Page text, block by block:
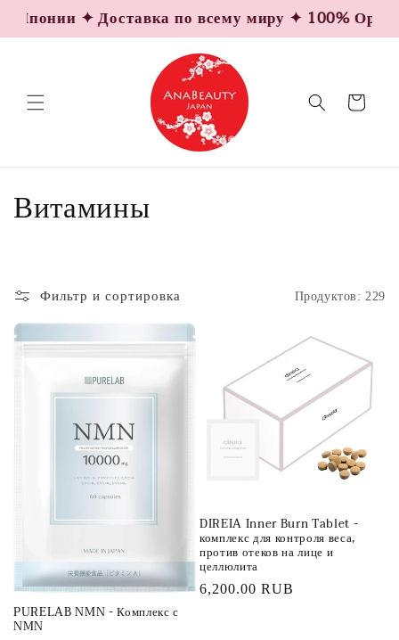
к
контенту
✦ Доставка по всему миру ✦ 100%
Корзина
К
л
л
е
Витамины
Фильтр и сортировка Продуктов: 229
PURELAB NMN - Комплекс с
NMN
DIREIA Inner Burn Tablet -
комплекс для контроля веса,
против отеков на лице и
целлюлита
Обычная
6,200.00 RUB